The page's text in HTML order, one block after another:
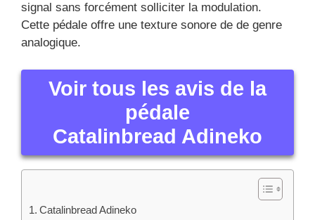
signal sans forcément solliciter la modulation.
Cette pédale offre une texture sonore de de genre
analogique.
Voir tous les avis de la
pédale
Catalinbread Adineko
Catalinbread Adineko